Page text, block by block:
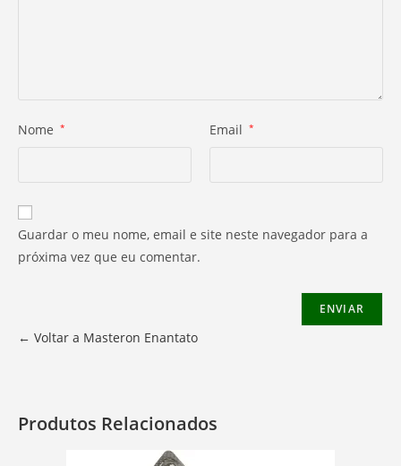
Nome * Email *
Guardar o meu nome, email e site neste navegador para a
próxima vez que eu comentar.
← Voltar a Masteron Enantato
Produtos Relacionados